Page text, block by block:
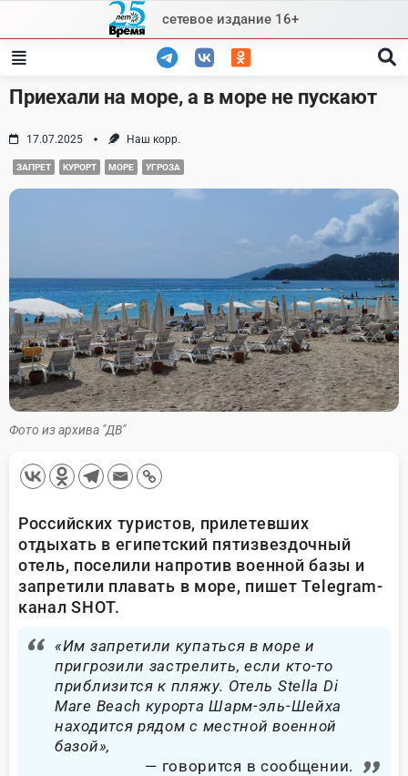
content
сетевое издание 16+
Приехали на море, а в море не пускают
17.07.2025 Наш корр.
ЗАПРЕТ КУРОРТ МОРЕ УГРОЗА
Фото из архива "ДВ"
Российских туристов, прилетевших
отдыхать в египетский пятизвездочный
отель, поселили напротив военной базы и
запретили плавать в море, пишет Telegram-
канал SHOT.
«Им запретили купаться в море и
пригрозили застрелить, если кто-то
приблизится к пляжу. Отель Stella Di
Mare Beach курорта Шарм-эль-Шейха
находится рядом с местной военной
базой»,
говорится в сообщении.